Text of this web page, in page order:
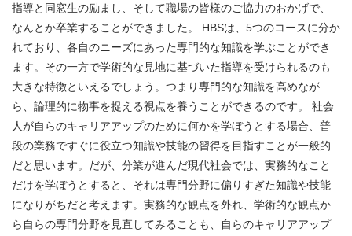
指導と同窓生の励まし、そして職場の皆様のご協力のおかげで、
なんとか卒業することができました。 HBSは、5つのコースに分か
れており、各自のニーズにあった専門的な知識を学ぶことができ
ます。その一方で学術的な見地に基づいた指導を受けられるのも
大きな特徴といえるでしょう。つまり専門的な知識を高めなが
ら、論理的に物事を捉える視点を養うことができるのです。 社会
人が自らのキャリアアップのために何かを学ぼうとする場合、普
段の業務ですぐに役立つ知識や技能の習得を目指すことが一般的
だと思います。だが、分業が進んだ現代社会では、実務的なこと
だけを学ぼうとすると、それは専門分野に偏りすぎた知識や技能
になりがちだと考えます。実務的な観点を外れ、学術的な観点か
ら自らの専門分野を見直してみることも、自らのキャリアアップ